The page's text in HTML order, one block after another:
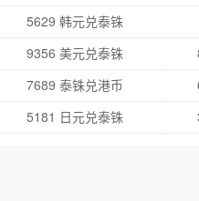
5629 韩元兑泰铢
9356 美元兑泰铢
7689 泰铢兑港币
5181 日元兑泰铢